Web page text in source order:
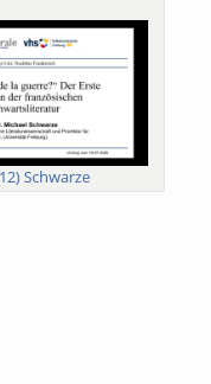
Schwarze